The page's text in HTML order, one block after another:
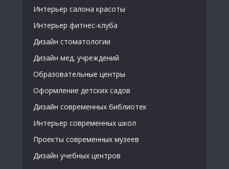
Интерьер салона красоты
Интерьер фитнес-клуба
Дизайн стоматологии
Дизайн мед. учреждений
Образовательные центры
Оформление детских садов
Дизайн современных библиотек
Интерьер современных школ
Проекты современных музеев
Дизайн учебных центров